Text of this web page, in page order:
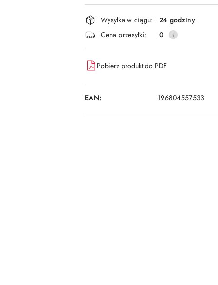
dostawa
Wysyłka w ciągu:
24 godziny
Cena przesyłki:
0
Pobierz produkt do PDF
EAN: 196804557533